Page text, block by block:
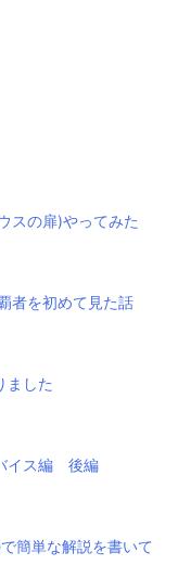
スの扉)やってみた
者を初めて見た話
ました
イス編 後編
簡単な解説を書いて